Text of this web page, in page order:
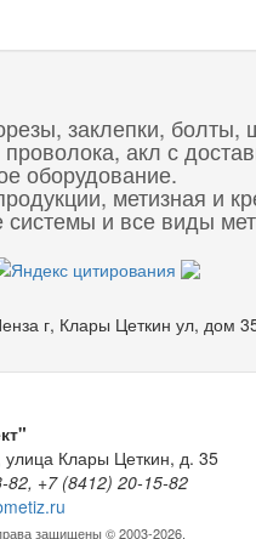
заклепки,
акл с
оборудование.
метизная и
и все виды
г, Клары Цеткин ул, дом
улица Клары Цеткин, д. 35
82, +7 (8412) 20-15-82
защищены © 2003-2026.